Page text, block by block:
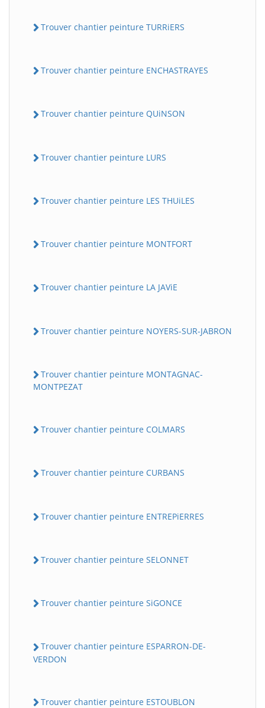
Trouver chantier peinture TURRiERS
Trouver chantier peinture ENCHASTRAYES
Trouver chantier peinture QUiNSON
Trouver chantier peinture LURS
Trouver chantier peinture LES THUiLES
Trouver chantier peinture MONTFORT
Trouver chantier peinture LA JAViE
Trouver chantier peinture NOYERS-SUR-JABRON
Trouver chantier peinture MONTAGNAC-
MONTPEZAT
Trouver chantier peinture COLMARS
Trouver chantier peinture CURBANS
Trouver chantier peinture ENTREPiERRES
Trouver chantier peinture SELONNET
Trouver chantier peinture SiGONCE
Trouver chantier peinture ESPARRON-DE-
VERDON
Trouver chantier peinture ESTOUBLON